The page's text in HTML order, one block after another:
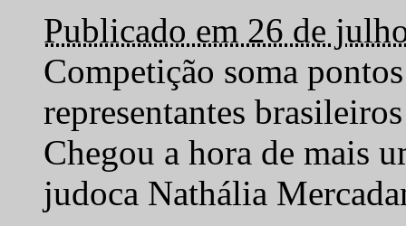
Publicado em 26 de
Competição soma
representantes
Chegou a hora de mais
judoca Nathália